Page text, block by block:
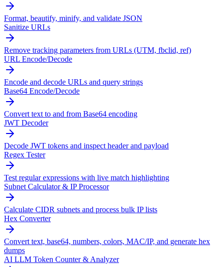
Format, beautify, minify, and validate JSON
Sanitize URLs
Remove tracking parameters from URLs (UTM, fbclid, ref)
URL Encode/Decode
Encode and decode URLs and query strings
Base64 Encode/Decode
Convert text to and from Base64 encoding
JWT Decoder
Decode JWT tokens and inspect header and payload
Regex Tester
Test regular expressions with live match highlighting
Subnet Calculator & IP Processor
Calculate CIDR subnets and process bulk IP lists
Hex Converter
Convert text, base64, numbers, colors, MAC/IP, and generate hex
dumps
AI LLM Token Counter & Analyzer